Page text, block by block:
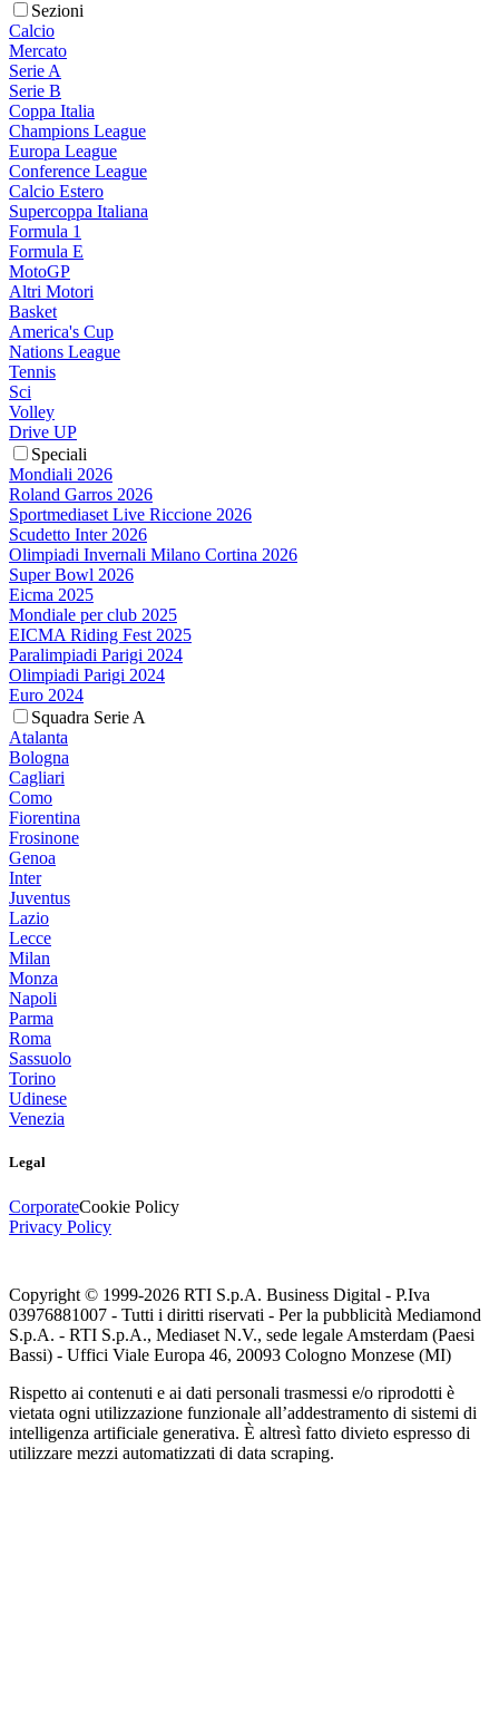
Sezioni
Calcio
Mercato
Serie A
Serie B
Coppa Italia
Champions League
Europa League
Conference League
Calcio Estero
Supercoppa Italiana
Formula 1
Formula E
MotoGP
Altri Motori
Basket
America's Cup
Nations League
Tennis
Sci
Volley
Drive UP
Speciali
Mondiali 2026
Roland Garros 2026
Sportmediaset Live Riccione 2026
Scudetto Inter 2026
Olimpiadi Invernali Milano Cortina 2026
Super Bowl 2026
Eicma 2025
Mondiale per club 2025
EICMA Riding Fest 2025
Paralimpiadi Parigi 2024
Olimpiadi Parigi 2024
Euro 2024
Squadra Serie A
Atalanta
Bologna
Cagliari
Como
Fiorentina
Frosinone
Genoa
Inter
Juventus
Lazio
Lecce
Milan
Monza
Napoli
Parma
Roma
Sassuolo
Torino
Udinese
Venezia
Legal
CorporateCookie Policy
Privacy Policy
Copyright © 1999-2026 RTI S.p.A. Business Digital - P.Iva
03976881007 - Tutti i diritti riservati - Per la pubblicità Mediamond
S.p.A. - RTI S.p.A., Mediaset N.V., sede legale Amsterdam (Paesi
Bassi) - Uffici Viale Europa 46, 20093 Cologno Monzese (MI)
Rispetto ai contenuti e ai dati personali trasmessi e/o riprodotti è
vietata ogni utilizzazione funzionale all’addestramento di sistemi di
intelligenza artificiale generativa. È altresì fatto divieto espresso di
utilizzare mezzi automatizzati di data scraping.